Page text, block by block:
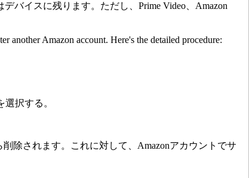
バイスに残ります。ただし、Prime Video、Amazon
another Amazon account. Here's the detailed procedure:
選択する。
除されます。これに対して、Amazonアカウントでサ